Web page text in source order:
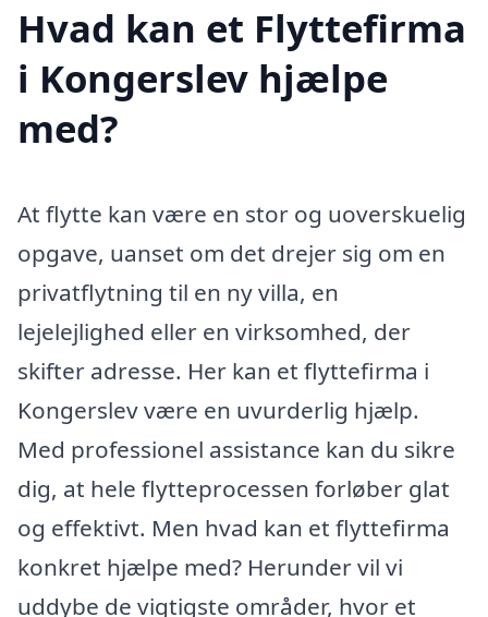
Hvad kan et Flyttefirma
i Kongerslev hjælpe
med?
At flytte kan være en stor og uoverskuelig
opgave, uanset om det drejer sig om en
privatflytning til en ny villa, en
lejelejlighed eller en virksomhed, der
skifter adresse. Her kan et flyttefirma i
Kongerslev være en uvurderlig hjælp.
Med professionel assistance kan du sikre
dig, at hele flytteprocessen forløber glat
og effektivt. Men hvad kan et flyttefirma
konkret hjælpe med? Herunder vil vi
uddybe de vigtigste områder, hvor et